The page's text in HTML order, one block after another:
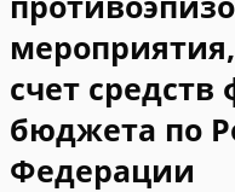
счет средств
бюджета по
Федерации